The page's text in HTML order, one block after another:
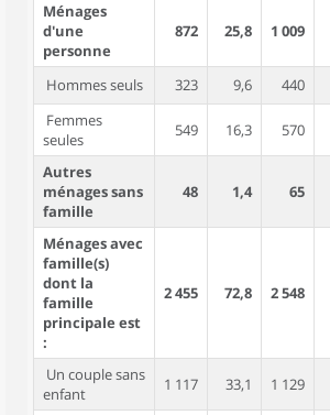
Ménages
d'une
personne
872 25,8 1 009
Hommes seuls 323 9,6 440
Femmes
seules
549 16,3 570
Autres
ménages sans
famille
48 1,4 65
Ménages avec
famille(s)
dont la
famille
principale est
:
2 455 72,8 2 548
Un couple sans
enfant
1 117 33,1 1 129